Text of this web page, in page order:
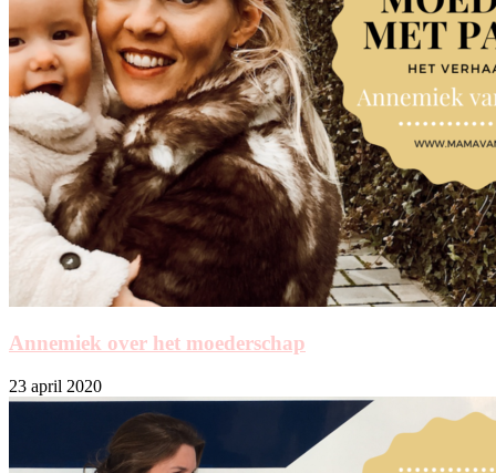
Annemiek over het moederschap
23 april 2020